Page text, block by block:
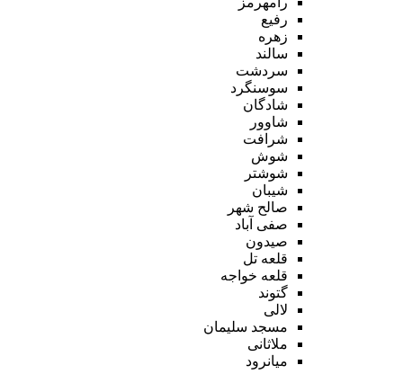
رفیع
زهره
سالند
سردشت
سوسنگرد
شادگان
شاوور
شرافت
شوش
شوشتر
شیبان
صالح شهر
صفی آباد
صیدون
قلعه تل
قلعه خواجه
گتوند
لالی
مسجد سلیمان
ملاثانی
میانرود